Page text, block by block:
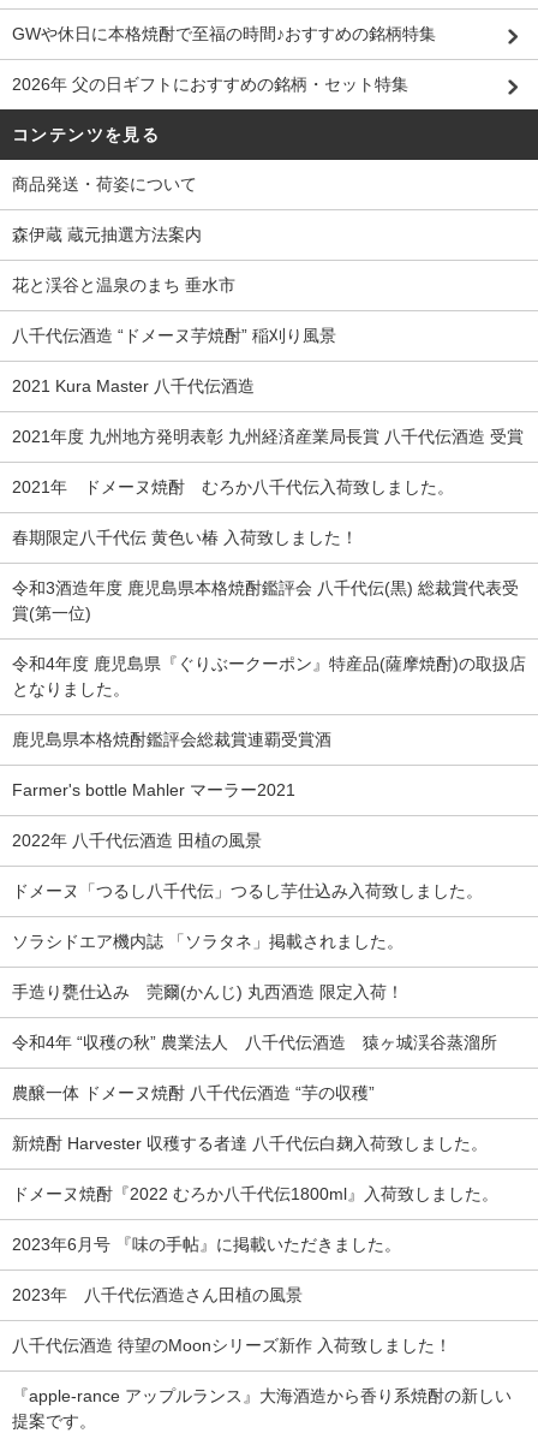
GWや休日に本格焼酎で至福の時間♪おすすめの銘柄特集
2026年 父の日ギフトにおすすめの銘柄・セット特集
コンテンツを見る
商品発送・荷姿について
森伊蔵 蔵元抽選方法案内
花と渓谷と温泉のまち 垂水市
八千代伝酒造 “ドメーヌ芋焼酎” 稲刈り風景
2021 Kura Master 八千代伝酒造
2021年度 九州地方発明表彰 九州経済産業局長賞 八千代伝酒造 受賞
2021年 ドメーヌ焼酎 むろか八千代伝入荷致しました。
春期限定八千代伝 黄色い椿 入荷致しました！
令和3酒造年度 鹿児島県本格焼酎鑑評会 八千代伝(黒) 総裁賞代表受
賞(第一位)
令和4年度 鹿児島県『ぐりぶークーポン』特産品(薩摩焼酎)の取扱店
となりました。
鹿児島県本格焼酎鑑評会総裁賞連覇受賞酒
Farmer's bottle Mahler マーラー2021
2022年 八千代伝酒造 田植の風景
ドメーヌ「つるし八千代伝」つるし芋仕込み入荷致しました。
ソラシドエア機内誌 「ソラタネ」掲載されました。
手造り甕仕込み 莞爾(かんじ) 丸西酒造 限定入荷！
令和4年 “収穫の秋” 農業法人 八千代伝酒造 猿ヶ城渓谷蒸溜所
農醸一体 ドメーヌ焼酎 八千代伝酒造 “芋の収穫”
新焼酎 Harvester 収穫する者達 八千代伝白麹入荷致しました。
ドメーヌ焼酎『2022 むろか八千代伝1800ml』入荷致しました。
2023年6月号 『味の手帖』に掲載いただきました。
2023年 八千代伝酒造さん田植の風景
八千代伝酒造 待望のMoonシリーズ新作 入荷致しました！
『apple-rance アップルランス』大海酒造から香り系焼酎の新しい
提案です。